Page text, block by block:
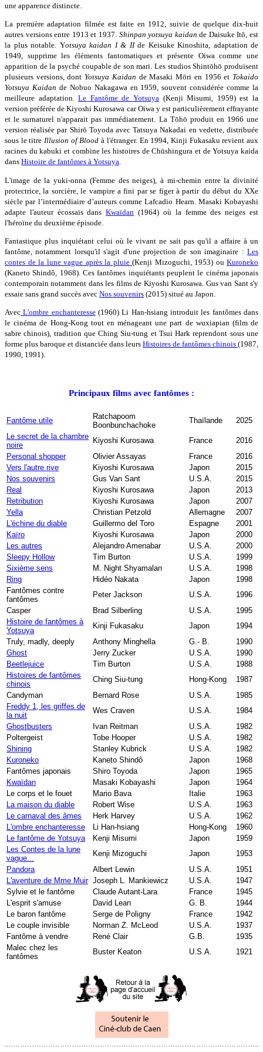
une apparence distincte.
La première adaptation filmée est faite en 1912, suivie de quelque dix-huit
autres versions entre 1913 et 1937. Shinpan yotsuya kaidan de Daisuke Itō, est
la plus notable. Yotsuya kaidan I & IIde Keisuke Kinoshita, adaptation de
1949, supprime les éléments fantomatiques et présente Oiwa comme une
apparition de la psyché coupable de son mari. Les studios Shintōhō produisent
plusieurs versions, dont Yotsuya Kaidan de Masaki Mōri en 1956 et Tokaido
Yotsuya Kaidan de Nobuo Nakagawa en 1959, souvent considérée comme la
meilleure adaptation.Le Fantôme de Yotsuya (Kenji Misumi, 1959) est la
version préférée de Kiyoshi Kurosawa car Oiwa y est particulièrement effrayante
et le surnaturel n'apparait pas immédiatement. La Tōhō produit en 1966 une
version réalisée par Shirō Toyoda avec Tatsuya Nakadai en vedette, distribuée
sous le titreIllusion of Bloodà l'étranger. En 1994, Kinji Fukasaku revient aux
racines du kabuki et combine les histoires de Chūshingura et de Yotsuya kaida
dans Histoire de fantômes à Yotsuya.
L'image de la yuki-onna (Femme des neiges), à mi-chemin entre la divinité
protectrice, la sorcière, le vampire a fini par se figer à partir du début du XXe
siècle par l’intermédiaire d’auteurs comme Lafcadio Hearn. Masaki Kobayashi
adapte l'auteur écossais dansKwaïdan (1964) où la femme des neiges est
l'héroïne du deuxième épisode.
Fantastique plus inquiétant celui où le vivant ne sait pas qu'il a affaire à un
fantôme, notamment lorsqu'il s'agit d'une projection de son imaginaire : Les
contes de la lune vague après la pluie (Kenji Mizoguchi, 1953) ou Kuroneko
(Kaneto Shindô, 1968). Ces fantômes inquiétants peuplent le cinéma japonais
contemporain notamment dans les films de Kiyoshi Kurosawa. Gus van Sant s'y
essaie sans grand succès avec Nos souvenirs (2015) situé au Japon.
Avec L'ombre enchanteresse(1960) Li Han-hsiang introduit les fantômes dans
le cinéma de Hong-Kong tout en ménageant une part de wuxiapian (film de
sabre chinois), tradition que Ching Siu-tung et Tsui Hark reprendont sous une
forme plus baroque et distanciée dans leurs Histoires de fantômes chinois (1987,
1990, 1991).
Principaux films avec fantômes :
Fantôme utile
Ratchapoom
Boonbunchachoke
Thaïlande
2025
Le secret de la chambre
noire
Kiyoshi Kurosawa France
2016
Personal shopper
Olivier Assayas France
2016
Vers l'autre rive
Kiyoshi Kurosawa Japon
2015
Nos souvenirs
Gus Van Sant U.S.A.
2015
Real
Kiyoshi Kurosawa Japon
2013
Retribution
Kiyoshi Kurosawa Japon
2007
Yella
Christian Petzold Allemagne
2007
L'échine du diable
Guillermo del Toro Espagne
2001
Kaïro
Kiyoshi Kurosawa Japon
2000
Les autres
Alejandro Amenabar U.S.A.
2000
Sleepy Hollow
Tim Burton U.S.A.
1999
Sixième sens
M. Night Shyamalan U.S.A.
1998
Ring
Hidéo Nakata Japon
1998
Fantômes contre
fantômes
Peter Jackson U.S.A.
1996
Casper
Brad Silberling U.S.A.
1995
Histoire de fantômes à
Yotsuya
Kinji Fukasaku Japon
1994
Truly, madly, deeply
Anthony Minghella G.- B.
1990
Ghost
Jerry Zucker U.S.A.
1990
Beetlejuice
Tim Burton U.S.A.
1988
Histoires de fantômes
chinois
Ching Siu-tung Hong-Kong
1987
Candyman
Bernard Rose U.S.A.
1985
Freddy 1, les griffes de
la nuit
Wes Craven U.S.A.
1984
Ghostbusters
Ivan Reitman U.S.A.
1982
Poltergeist
Tobe Hooper U.S.A.
1982
Shining
Stanley Kubrick U.S.A.
1982
Kuroneko
Kaneto Shindô Japon
1968
Fantômes japonais
Shiro Toyoda Japon
1965
Kwaïdan
Masaki Kobayashi Japon
1964
Le corps et le fouet
Mario Bava Italie
1963
La maison du diable
Robert Wise U.S.A.
1963
Le carnaval des âmes
Herk Harvey U.S.A.
1962
L'ombre enchanteresse
Li Han-hsiang Hong-Kong
1960
Le fantôme de Yotsuya
Kenji Misumi Japon
1959
Les Contes de la lune
vague...
Kenji Mizoguchi Japon
1953
Pandora
Albert Lewin U.S.A.
1951
L'aventure de Mme Muir Joseph L. Mankiewicz U.S.A.
1947
Sylvie et le fantôme
Claude Autant-Lara France
1945
L'esprit s'amuse
David Lean G. B.
1944
Le baron fantôme
Serge de Poligny France
1942
Le couple invisible
Norman Z. McLeod U.S.A.
1937
Fantôme à vendre
René Clair G.B.
1935
Malec chez les
fantômes
Buster Keaton U.S.A. 1921